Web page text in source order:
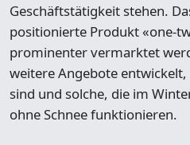
Geschäftstätigkeit stehen.
positionierte Produkt «one-
prominenter vermarktet
weitere Angebote
sind und solche, die im
ohne Schnee funktionieren.